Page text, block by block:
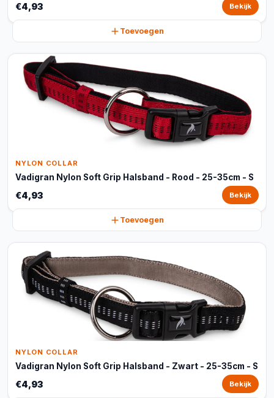
€4,93 Bekijk
Toevoegen
NYLON COLLAR
Vadigran Nylon Soft Grip Halsband - Rood - 25-35cm - S
€4,93 Bekijk
Toevoegen
NYLON COLLAR
Vadigran Nylon Soft Grip Halsband - Zwart - 25-35cm - S
€4,93 Bekijk